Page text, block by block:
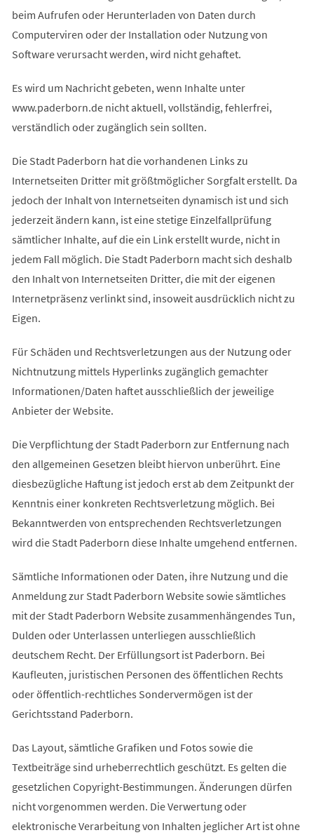
beim Aufrufen oder Herunterladen von Daten durch
Computerviren oder der Installation oder Nutzung von
Software verursacht werden, wird nicht gehaftet.
Es wird um Nachricht gebeten, wenn Inhalte unter
www.paderborn.de nicht aktuell, vollständig, fehlerfrei,
verständlich oder zugänglich sein sollten.
Die Stadt Paderborn hat die vorhandenen Links zu
Internetseiten Dritter mit größtmöglicher Sorgfalt erstellt. Da
jedoch der Inhalt von Internetseiten dynamisch ist und sich
jederzeit ändern kann, ist eine stetige Einzelfallprüfung
sämtlicher Inhalte, auf die ein Link erstellt wurde, nicht in
jedem Fall möglich. Die Stadt Paderborn macht sich deshalb
den Inhalt von Internetseiten Dritter, die mit der eigenen
Internetpräsenz verlinkt sind, insoweit ausdrücklich nicht zu
Eigen.
Für Schäden und Rechtsverletzungen aus der Nutzung oder
Nichtnutzung mittels Hyperlinks zugänglich gemachter
Informationen/Daten haftet ausschließlich der jeweilige
Anbieter der Website.
Die Verpflichtung der Stadt Paderborn zur Entfernung nach
den allgemeinen Gesetzen bleibt hiervon unberührt. Eine
diesbezügliche Haftung ist jedoch erst ab dem Zeitpunkt der
Kenntnis einer konkreten Rechtsverletzung möglich. Bei
Bekanntwerden von entsprechenden Rechtsverletzungen
wird die Stadt Paderborn diese Inhalte umgehend entfernen.
Sämtliche Informationen oder Daten, ihre Nutzung und die
Anmeldung zur Stadt Paderborn Website sowie sämtliches
mit der Stadt Paderborn Website zusammenhängendes Tun,
Dulden oder Unterlassen unterliegen ausschließlich
deutschem Recht. Der Erfüllungsort ist Paderborn. Bei
Kaufleuten, juristischen Personen des öffentlichen Rechts
oder öffentlich-rechtliches Sondervermögen ist der
Gerichtsstand Paderborn.
Das Layout, sämtliche Grafiken und Fotos sowie die
Textbeiträge sind urheberrechtlich geschützt. Es gelten die
gesetzlichen Copyright-Bestimmungen. Änderungen dürfen
nicht vorgenommen werden. Die Verwertung oder
elektronische Verarbeitung von Inhalten jeglicher Art ist ohne